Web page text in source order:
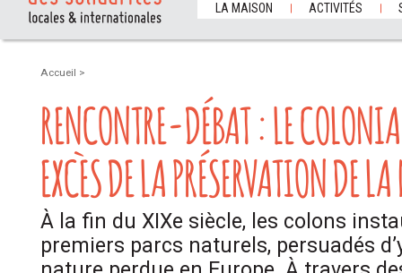
LA MAISON ACTIVITÉS
Accueil >
RENCONTRE-DÉBAT : LE
EXCÈS DE LA PRÉSERVATION DE
À la fin du XIXe siècle, les colons
premiers parcs naturels, persuadés